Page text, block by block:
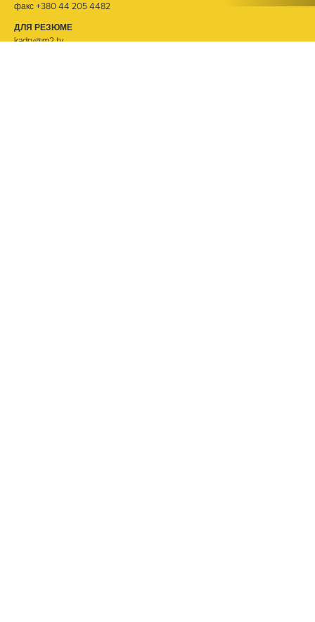
факс +380 44 205 4482
ДЛЯ РЕЗЮМЕ
kadry@m2.tv